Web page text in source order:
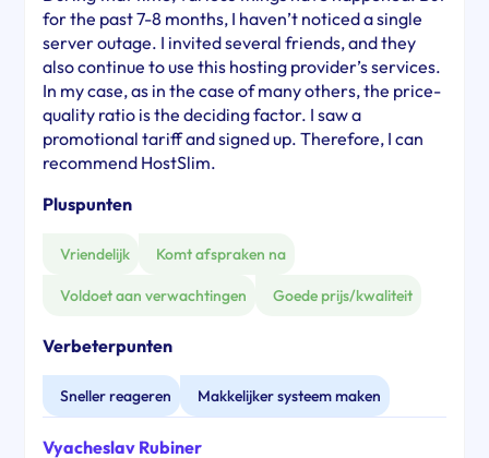
for the past 7-8 months, I haven’t noticed a single
server outage. I invited several friends, and they
also continue to use this hosting provider’s services.
In my case, as in the case of many others, the price-
quality ratio is the deciding factor. I saw a
promotional tariff and signed up. Therefore, I can
recommend HostSlim.
Pluspunten
Vriendelijk Komt afspraken na
Voldoet aan verwachtingen Goede prijs/kwaliteit
Verbeterpunten
Sneller reageren Makkelijker systeem maken
Vyacheslav Rubiner